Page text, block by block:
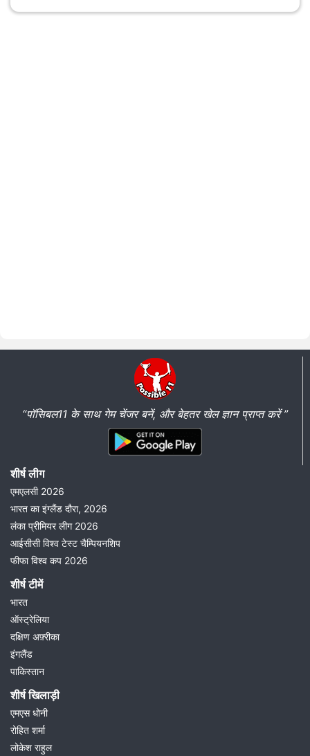
“पॉसिबल11 के साथ गेम चेंजर बनें, और बेहतर खेल ज्ञान प्राप्त करें ”
शीर्ष लीग
एमएलसी 2026
भारत का इंग्लैंड दौरा, 2026
लंका प्रीमियर लीग 2026
आईसीसी विश्व टेस्ट चैम्पियनशिप
फीफा विश्व कप 2026
शीर्ष टीमें
भारत
ऑस्ट्रेलिया
दक्षिण अफ़्रीका
इंगलैंड
पाकिस्तान
शीर्ष खिलाड़ी
एमएस धोनी
रोहित शर्मा
लोकेश राहुल